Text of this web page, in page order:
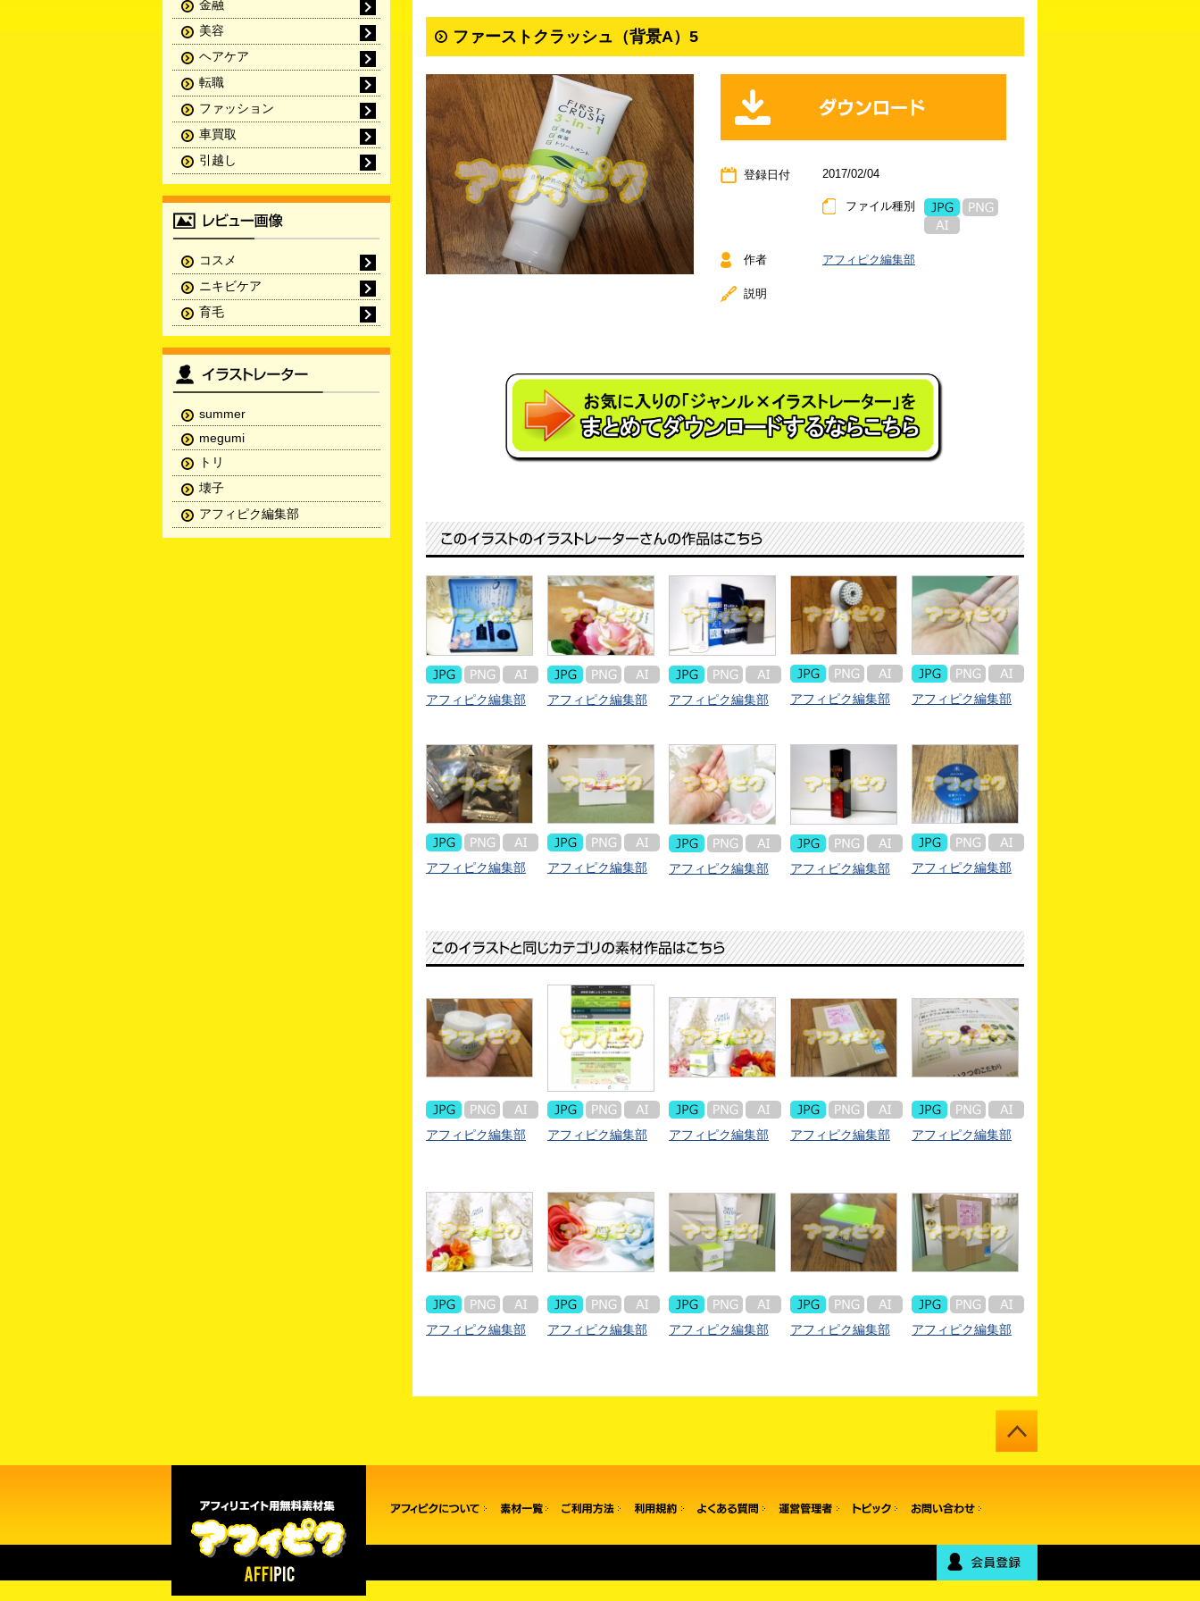
ファーストクラッシュ（背景A）5
登録日付 2017/02/04
ファイル種別
作者 アフィピク編集部
説明
アフィピク編集部 アフィピク編集部 アフィピク編集部 アフィピク編集部 アフィピク編集部
アフィピク編集部 アフィピク編集部 アフィピク編集部 アフィピク編集部 アフィピク編集部
アフィピク編集部 アフィピク編集部 アフィピク編集部 アフィピク編集部 アフィピク編集部
アフィピク編集部 アフィピク編集部 アフィピク編集部 アフィピク編集部 アフィピク編集部
金融
美容
ヘアケア
転職
ファッション
車買取
引越し
コスメ
ニキビケア
育毛
summer
megumi
トリ
壊子
アフィピク編集部